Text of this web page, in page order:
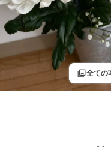
filter全ての